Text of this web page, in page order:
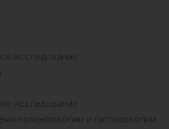
исследование
исследование
колоноскопии и гастроскопии